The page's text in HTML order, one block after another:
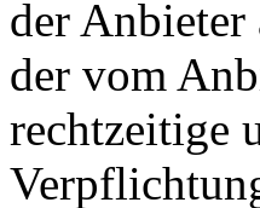
der
der vom
rechtzeitige